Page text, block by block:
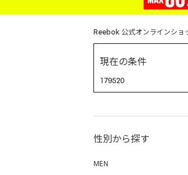
Reebok 公式オンラインショ
現在の条件
179520
性別から探す
MEN